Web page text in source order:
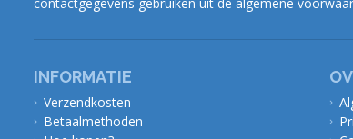
INFORMATIE
Verzendkosten
Betaalmethoden